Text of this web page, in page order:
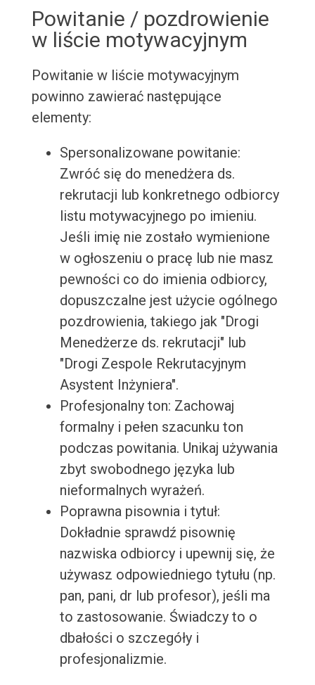
Powitanie / pozdrowienie
w liście motywacyjnym
Powitanie w liście motywacyjnym
powinno zawierać następujące
elementy:
Spersonalizowane powitanie:
Zwróć się do menedżera ds.
rekrutacji lub konkretnego odbiorcy
listu motywacyjnego po imieniu.
Jeśli imię nie zostało wymienione
w ogłoszeniu o pracę lub nie masz
pewności co do imienia odbiorcy,
dopuszczalne jest użycie ogólnego
pozdrowienia, takiego jak "Drogi
Menedżerze ds. rekrutacji" lub
"Drogi Zespole Rekrutacyjnym
Asystent Inżyniera".
Profesjonalny ton: Zachowaj
formalny i pełen szacunku ton
podczas powitania. Unikaj używania
zbyt swobodnego języka lub
nieformalnych wyrażeń.
Poprawna pisownia i tytuł:
Dokładnie sprawdź pisownię
nazwiska odbiorcy i upewnij się, że
używasz odpowiedniego tytułu (np.
pan, pani, dr lub profesor), jeśli ma
to zastosowanie. Świadczy to o
dbałości o szczegóły i
profesjonalizmie.